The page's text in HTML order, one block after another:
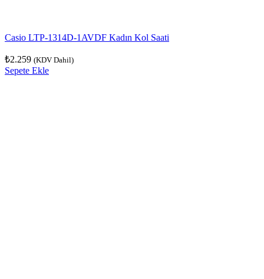
Casio LTP-1314D-1AVDF Kadın Kol Saati
₺2.259 (KDV Dahil)
Sepete Ekle